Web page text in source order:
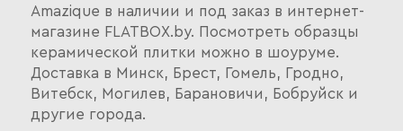
Amazique в наличии и под заказ в интернет-
магазине FLATBOX.by. Посмотреть образцы
керамической плитки можно в шоуруме.
Доставка в Минск, Брест, Гомель, Гродно,
Витебск, Могилев, Барановичи, Бобруйск и
другие города.